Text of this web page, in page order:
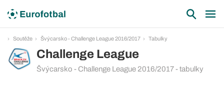
Soutěže Švýcarsko - Challenge League 2016/2017 Tabulky
Challenge League
Švýcarsko - Challenge League 2016/2017 - tabulky